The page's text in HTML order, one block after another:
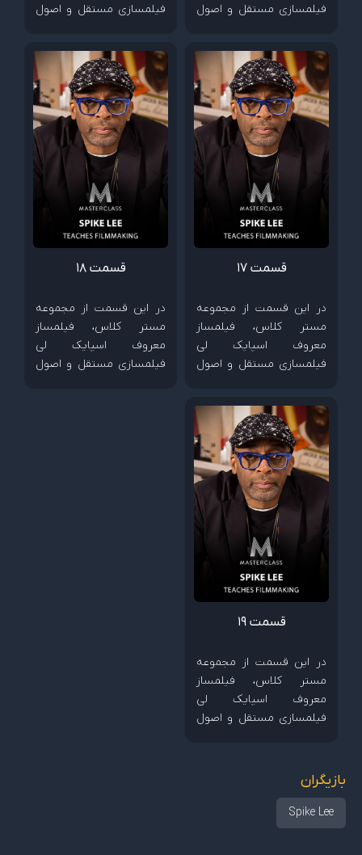
فیلمسازی مستقل و اصول
فیلمسازی مستقل و اصول
قسمت 17
در این قسمت از مجموعه
مستر کلاس، فیلمساز
معروف اسپایک لی
فیلمسازی مستقل و اصول
قسمت 18
در این قسمت از مجموعه
مستر کلاس، فیلمساز
معروف اسپایک لی
فیلمسازی مستقل و اصول
قسمت 19
در این قسمت از مجموعه
مستر کلاس، فیلمساز
معروف اسپایک لی
فیلمسازی مستقل و اصول
بازیگران
Spike Lee